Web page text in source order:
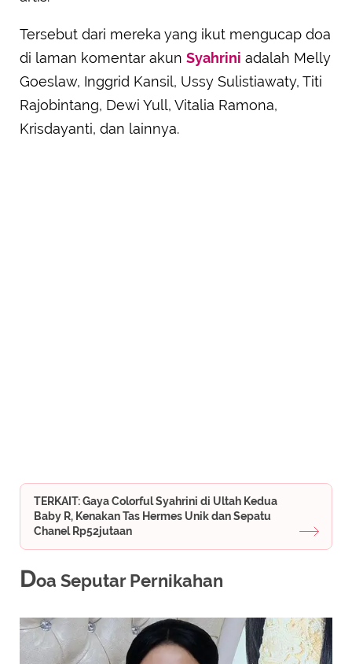
Tersebut dari mereka yang ikut mengucap doa
di laman komentar akun Syahrini adalah Melly
Goeslaw, Inggrid Kansil, Ussy Sulistiawaty, Titi
Rajobintang, Dewi Yull, Vitalia Ramona,
Krisdayanti, dan lainnya.
TERKAIT: Gaya Colorful Syahrini di Ultah Kedua
Baby R, Kenakan Tas Hermes Unik dan Sepatu
Chanel Rp52jutaan
Doa Seputar Pernikahan